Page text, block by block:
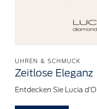
UHREN & SCHMUCK
Zeitlose Eleganz
Entdecken Sie Lucia